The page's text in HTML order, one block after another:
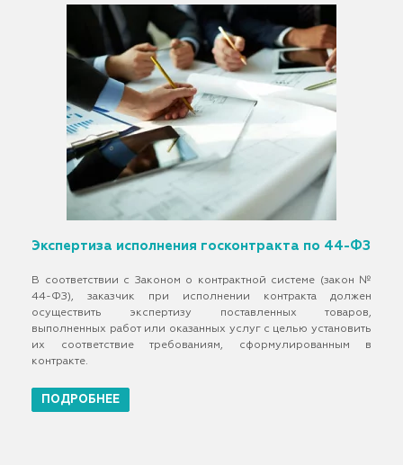
Экспертиза исполнения госконтракта по 44-ФЗ
В соответствии с Законом о контрактной системе (закон №
44-ФЗ), заказчик при исполнении контракта должен
осуществить экспертизу поставленных товаров,
выполненных работ или оказанных услуг с целью установить
их соответствие требованиям, сформулированным в
контракте.
ПОДРОБНЕЕ